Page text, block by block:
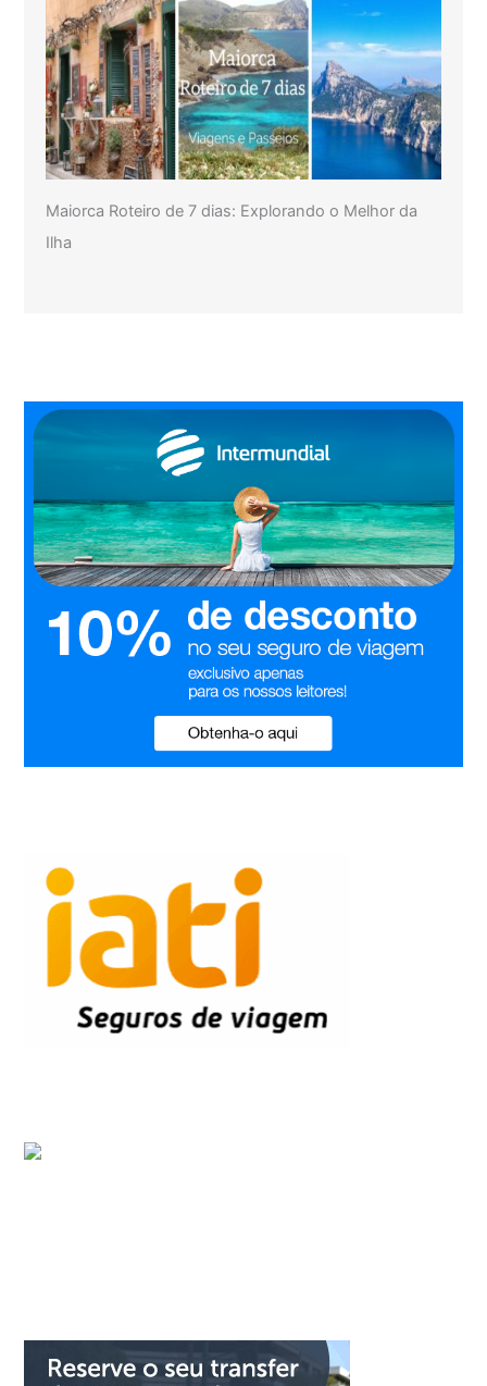
Maiorca Roteiro de 7 dias: Explorando o Melhor da
Ilha